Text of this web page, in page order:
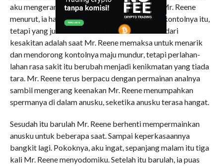
aku mengerang kesakitan dan mencegahnya, Mr. Reene
menurut, ia hanya memasukkan sebagian dari kontolnya itu,
tetapi yang justru membuatku tidak terhindar dari
kesakitan adalah saat Mr. Reene memaksa untuk menarik
dan mendorong kontolnya maju mundur, tetapi perlahan-
lahan rasa sakit itu berubah menjadi kenikmatan yang tiada
tara. Mr. Reene terus berpacu dengan permainan analnya
sambil mengerang keenakan Mr. Reene menumpahkan
spermanya di dalam anusku, seketika anusku terasa hangat.
Sesudah itu barulah Mr. Reene berhenti mempermainkan
anusku untuk beberapa saat. Sampai keperkasaannya
bangkit lagi. Pokoknya, aku ingat, sepanjang malam itu tiga
kali Mr. Reene menyodomiku. Setelah itu barulah, ia puas